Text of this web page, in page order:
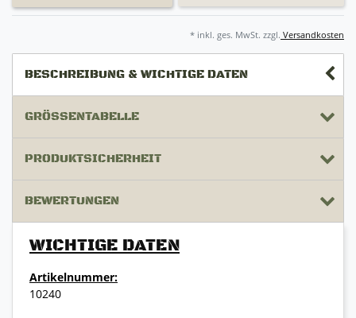
* inkl. ges. MwSt. zzgl. Versandkosten
BESCHREIBUNG & WICHTIGE DATEN
GRÖSSENTABELLE
PRODUKTSICHERHEIT
BEWERTUNGEN
WICHTIGE DATEN
Artikelnummer:
10240